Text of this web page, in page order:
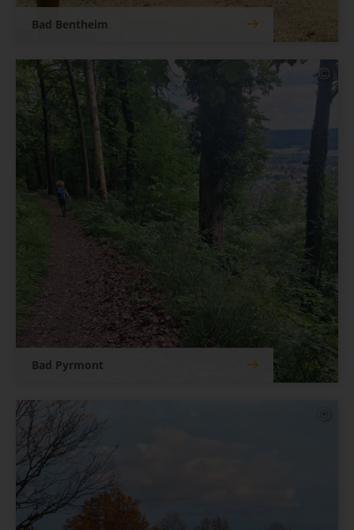
Bad Bentheim
Bad Pyrmont